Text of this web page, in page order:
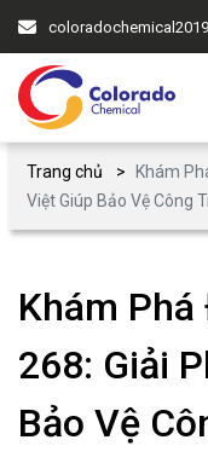
Trang chủ
Khám
Việt Giúp Bảo Vệ Công
Khám
268: Giải
Bảo Vệ